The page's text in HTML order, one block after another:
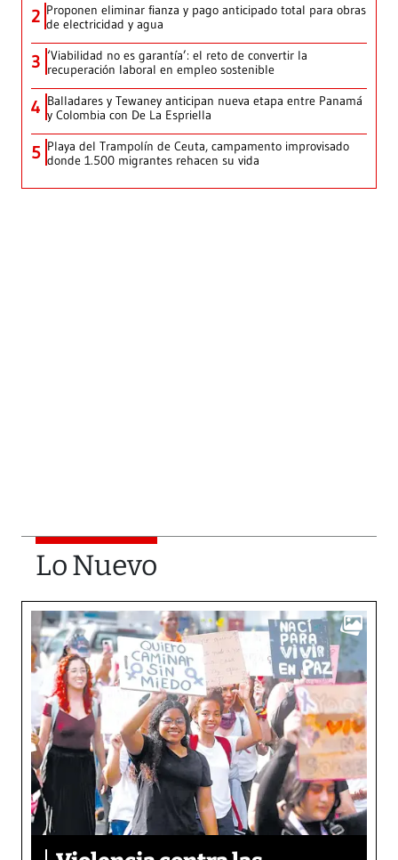
2 Proponen eliminar fianza y pago anticipado total para obras
de electricidad y agua
3 ‘Viabilidad no es garantía’: el reto de convertir la
recuperación laboral en empleo sostenible
4 Balladares y Tewaney anticipan nueva etapa entre Panamá
y Colombia con De La Espriella
5 Playa del Trampolín de Ceuta, campamento improvisado
donde 1.500 migrantes rehacen su vida
Lo Nuevo